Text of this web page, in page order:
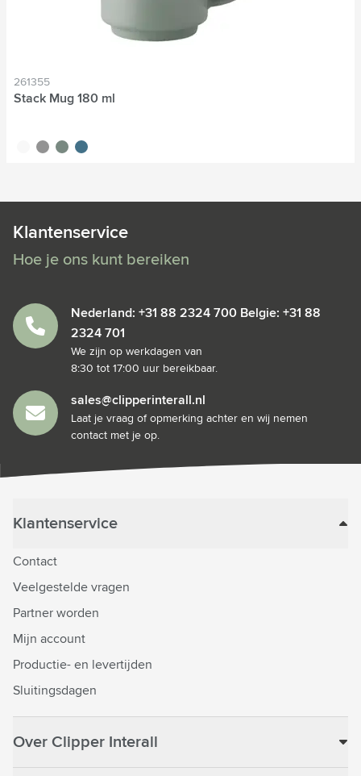
261355
Stack Mug 180 ml
blancgris vert bleu
Klantenservice
Hoe je ons kunt bereiken
Nederland: +31 88 2324 700 Belgie: +31 88
2324 701
We zijn op werkdagen van
8:30 tot 17:00 uur bereikbaar.
sales@clipperinterall.nl
Laat je vraag of opmerking achter en wij nemen
contact met je op.
Klantenservice
Contact
Veelgestelde vragen
Partner worden
Mijn account
Productie- en levertijden
Sluitingsdagen
Over Clipper Interall